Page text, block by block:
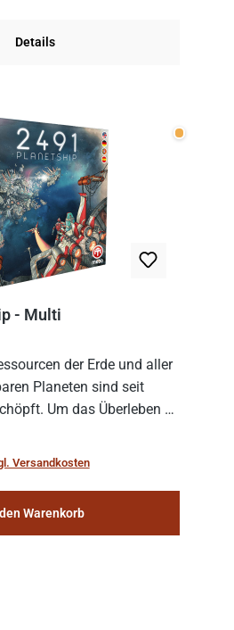
Details
Wenige
- Multi
der Erde und aller
Planeten sind seit
Um das Überleben zu
sogenannten
Auf diesen
Versandkosten
Warenkorb